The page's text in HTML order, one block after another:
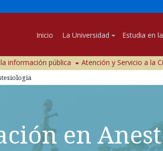
Inicio La Universidad Estudia en
información pública Atención y Servicio a la
en